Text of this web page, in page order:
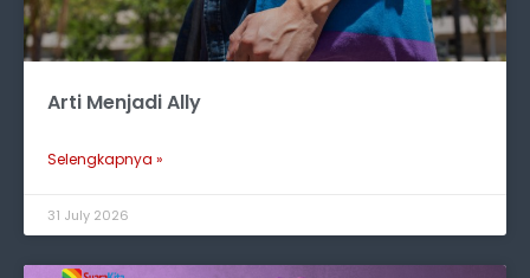
Arti Menjadi Ally
Selengkapnya »
31 July 2026